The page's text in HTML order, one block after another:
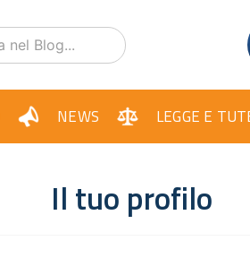
NEWS LEGGE E
Il tuo profilo